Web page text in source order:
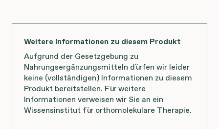
Weitere Informationen zu diesem Produkt
Aufgrund der Gesetzgebung zu
Nahrungsergänzungsmitteln dürfen wir leider
keine (vollständigen) Informationen zu diesem
Produkt bereitstellen. Für weitere
Informationen verweisen wir Sie an ein
Wissensinstitut für orthomolekulare Therapie.